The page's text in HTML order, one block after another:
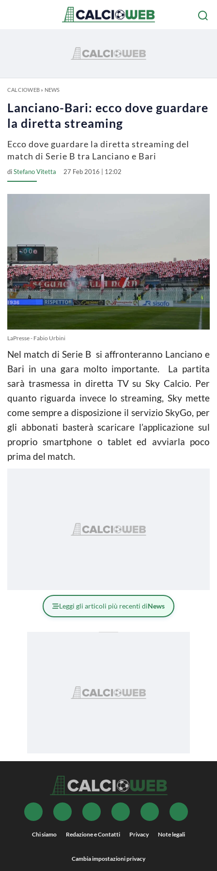
CALCIOWEB» NEWS
Lanciano-Bari: ecco dove guardare
la diretta streaming
Ecco dove guardare la diretta streaming del
match di Serie B tra Lanciano e Bari
diStefano Vitetta 27 Feb 2016 | 12:02
LaPresse - Fabio Urbini
Nel match di Serie B si affronteranno Lanciano e
Bari in una gara molto importante. La partita
sarà trasmessa in diretta TV su Sky Calcio. Per
quanto riguarda invece lo streaming, Sky mette
come sempre a disposizione il servizio SkyGo, per
gli abbonati basterà scaricare l’applicazione sul
proprio smartphone o tablet ed avviarla poco
prima del match.
Leggi gli articoli più recenti diNews
Chi siamo Redazione e Contatti Privacy Note legali
Cambia impostazioni privacy